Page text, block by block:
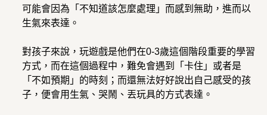
可能會因為「不知道該怎麼處理」而感到無助，進而以
生氣來表達。
對孩子來說，玩遊戲是他們在0-3歲這個階段重要的學習
方式，而在這個過程中，難免會遇到「卡住」或者是
「不如預期」的時刻；而還無法好好說出自己感受的孩
子，便會用生氣、哭鬧、丟玩具的方式表達。